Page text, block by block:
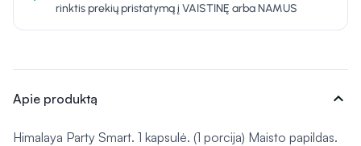
rinktis prekių pristatymą į VAISTINĘ arba NAMUS
Apie produktą expand_more
Himalaya Party Smart. 1 kapsulė. (1 porcija) Maisto papildas.